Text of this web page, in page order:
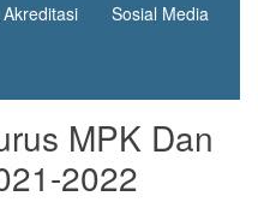
Akreditasi Sosial Media
MPK Dan
2022